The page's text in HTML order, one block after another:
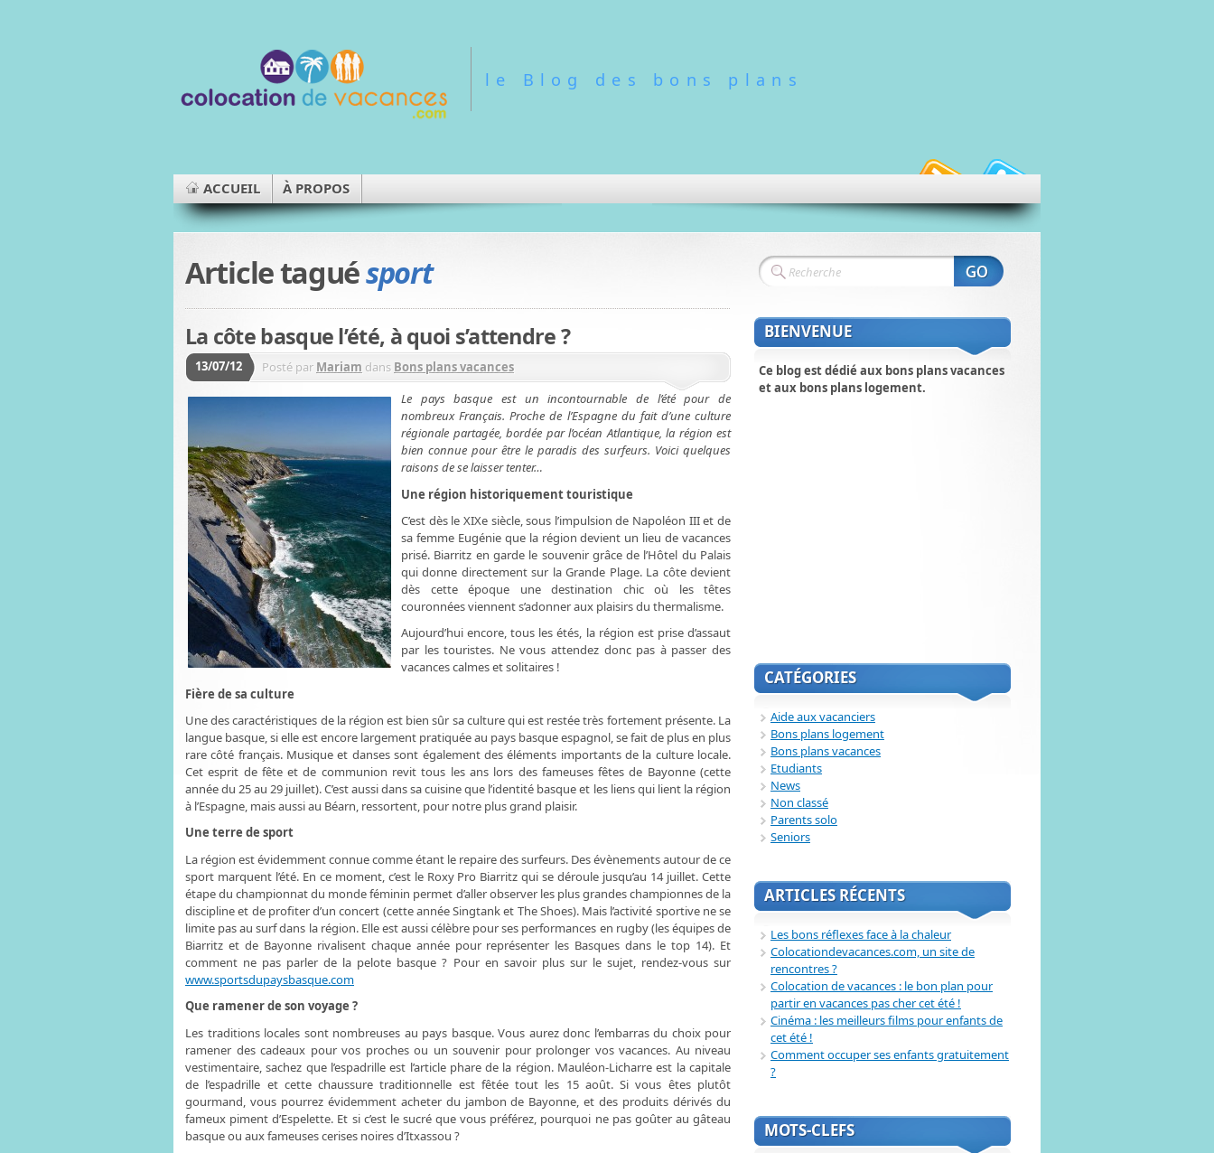
le Blog des bons plans
ACCUEIL À PROPOS
Article taguésport
La côte basque l’été, à quoi s’attendre ?
13/07/12 Posté par Mariam dans Bons plans vacances
Le pays basque est un incontournable de l’été pour de
nombreux Français. Proche de l’Espagne du fait d’une culture
régionale partagée, bordée par l’océan Atlantique, la région est
bien connue pour être le paradis des surfeurs. Voici quelques
raisons de se laisser tenter…
Une région historiquement touristique
C’est dès le XIXe siècle, sous l’impulsion de Napoléon III et de
sa femme Eugénie que la région devient un lieu de vacances
prisé. Biarritz en garde le souvenir grâce de l’Hôtel du Palais
qui donne directement sur la Grande Plage. La côte devient
dès cette époque une destination chic où les têtes
couronnées viennent s’adonner aux plaisirs du thermalisme.
Aujourd’hui encore, tous les étés, la région est prise d’assaut
par les touristes. Ne vous attendez donc pas à passer des
vacances calmes et solitaires !
Fière de sa culture
Une des caractéristiques de la région est bien sûr sa culture qui est restée très fortement présente. La
langue basque, si elle est encore largement pratiquée au pays basque espagnol, se fait de plus en plus
rare côté français. Musique et danses sont également des éléments importants de la culture locale.
Cet esprit de fête et de communion revit tous les ans lors des fameuses fêtes de Bayonne (cette
année du 25 au 29 juillet). C’est aussi dans sa cuisine que l’identité basque et les liens qui lient la région
à l’Espagne, mais aussi au Béarn, ressortent, pour notre plus grand plaisir.
Une terre de sport
La région est évidemment connue comme étant le repaire des surfeurs. Des évènements autour de ce
sport marquent l’été. En ce moment, c’est le Roxy Pro Biarritz qui se déroule jusqu’au 14 juillet. Cette
étape du championnat du monde féminin permet d’aller observer les plus grandes championnes de la
discipline et de profiter d’un concert (cette année Singtank et The Shoes). Mais l’activité sportive ne se
limite pas au surf dans la région. Elle est aussi célèbre pour ses performances en rugby (les équipes de
Biarritz et de Bayonne rivalisent chaque année pour représenter les Basques dans le top 14). Et
comment ne pas parler de la pelote basque ? Pour en savoir plus sur le sujet, rendez-vous sur
www.sportsdupaysbasque.com
Que ramener de son voyage ?
Les traditions locales sont nombreuses au pays basque. Vous aurez donc l’embarras du choix pour
ramener des cadeaux pour vos proches ou un souvenir pour prolonger vos vacances. Au niveau
vestimentaire, sachez que l’espadrille est l’article phare de la région. Mauléon-Licharre est la capitale
de l’espadrille et cette chaussure traditionnelle est fêtée tout les 15 août. Si vous êtes plutôt
gourmand, vous pourrez évidemment acheter du jambon de Bayonne, et des produits dérivés du
fameux piment d’Espelette. Et si c’est le sucré que vous préférez, pourquoi ne pas goûter au gâteau
basque ou aux fameuses cerises noires d’Itxassou ?
BIENVENUE
Ce blog est dédié aux bons plans vacances
et aux bons plans logement.
CATÉGORIES
Aide aux vacanciers
Bons plans logement
Bons plans vacances
Etudiants
News
Non classé
Parents solo
Seniors
ARTICLES RÉCENTS
Les bons réflexes face à la chaleur
Colocationdevacances.com, un site de
rencontres ?
Colocation de vacances : le bon plan pour
partir en vacances pas cher cet été !
Cinéma : les meilleurs films pour enfants de
cet été !
Comment occuper ses enfants gratuitement
?
MOTS-CLEFS